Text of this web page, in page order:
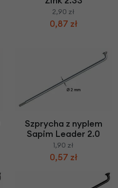
2,90 zł
0,87 zł
Szprycha z nyplem
Sapim Leader 2.0
1,90 zł
0,57 zł